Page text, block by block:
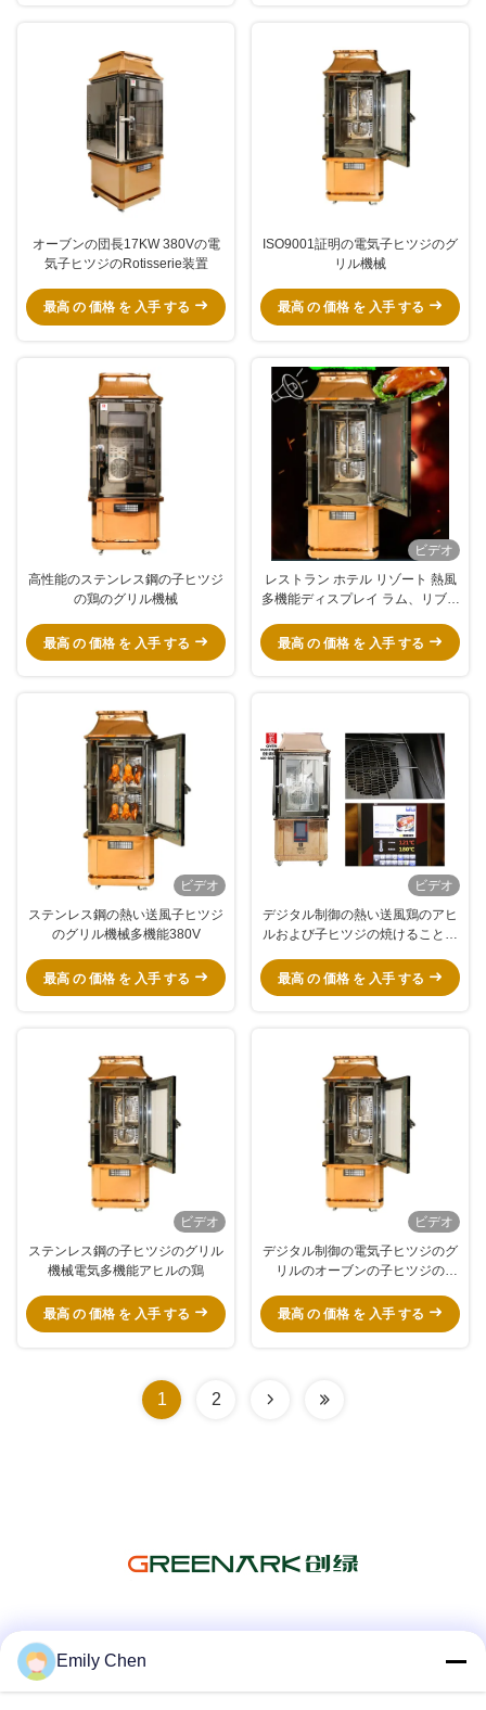
オーブンの団長17KW 380Vの電
気子ヒツジのRotisserie装置
最高 の 価格 を 入手 する
ISO9001証明の電気子ヒツジのグ
リル機械
最高 の 価格 を 入手 する
高性能のステンレス鋼の子ヒツジ
の鶏のグリル機械
最高 の 価格 を 入手 する
ビデオ
レストラン ホテル リゾート 熱風
多機能ディスプレイ ラム、リブ、
ン グリル マシン
最高 の 価格 を 入手 する
ビデオ
ステンレス鋼の熱い送風子ヒツジ
のグリル機械多機能380V
最高 の 価格 を 入手 する
ビデオ
デジタル制御の熱い送風鶏のアヒ
ルおよび子ヒツジの焼けることの
Hibachiのグリル
最高 の 価格 を 入手 する
ビデオ
ステンレス鋼の子ヒツジのグリル
機械電気多機能アヒルの鶏
最高 の 価格 を 入手 する
ビデオ
デジタル制御の電気子ヒツジのグ
リルのオーブンの子ヒツジの
最高 の 価格 を 入手 する
1 2
Emily Chen